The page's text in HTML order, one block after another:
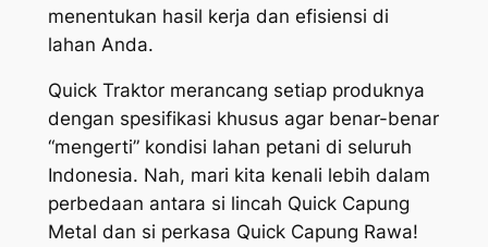
menentukan hasil kerja dan efisiensi di
lahan Anda.
Quick Traktor merancang setiap produknya
dengan spesifikasi khusus agar benar-benar
“mengerti” kondisi lahan petani di seluruh
Indonesia. Nah, mari kita kenali lebih dalam
perbedaan antara si lincah Quick Capung
Metal dan si perkasa Quick Capung Rawa!